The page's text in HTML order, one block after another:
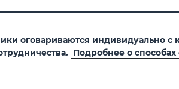
оговариваются
Подробнее о способах